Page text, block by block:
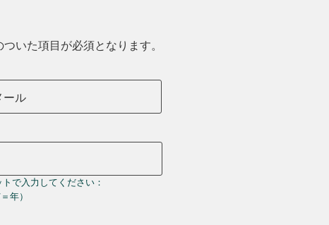
いた項目が必須となります。
ール
で入力してください：
年）